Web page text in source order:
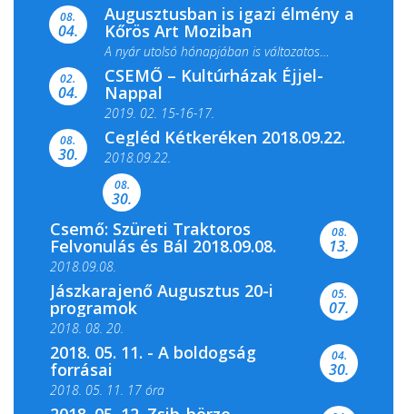
ismét megtelik ünnepi fénnyel és közös...
08.
04.
Augusztusban is igazi élmény a
Kőrös Art Moziban
A nyár utolsó hónapjában is változatos
filmkínálattal, családi...
02.
04.
CSEMŐ – Kultúrházak Éjjel-
Nappal
2019. 02. 15-16-17.
Színes és tartalmas programokkal várja a
Csemői Községi Könyvtár és...
08.
30.
Cegléd Kétkeréken 2018.09.22.
2018.09.22.
08.
30.
Csemő: Szüreti Traktoros
Felvonulás és Bál 2018.09.08.
2018.09.08.
08.
13.
Jászkarajenő Augusztus 20-i
programok
2018. 08. 20.
05.
07.
2018. 05. 11. - A boldogság
forrásai
2018. 05. 11. 17 óra
04.
30.